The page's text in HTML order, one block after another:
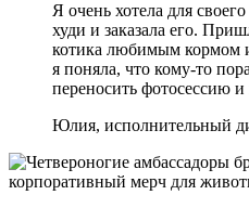
Я очень хотела для
худи и заказала его.
котика любимым кормом
я поняла, что кому-то
переносить фотосессию
Юлия, исполнительный